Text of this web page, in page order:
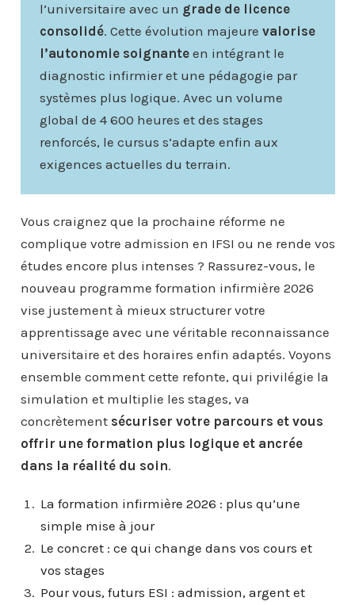
l’universitaire avec un grade de licence
consolidé. Cette évolution majeure valorise
l’autonomie soignanteen intégrant le
diagnostic infirmier et une pédagogie par
systèmes plus logique. Avec un volume
global de 4 600 heures et des stages
renforcés, le cursus s’adapte enfin aux
exigences actuelles du terrain.
Vous craignez que la prochaine réforme ne
complique votre admission en IFSI ou ne rende vos
études encore plus intenses ? Rassurez-vous, le
nouveau programme formation infirmière 2026
vise justement à mieux structurer votre
apprentissage avec une véritable reconnaissance
universitaire et des horaires enfin adaptés. Voyons
ensemble comment cette refonte, qui privilégie la
simulation et multiplie les stages, va
concrètement sécuriser votre parcours et vous
offrir une formation plus logique et ancrée
dans la réalité du soin.
La formation infirmière 2026 : plus qu’une
simple mise à jour
Le concret : ce qui change dans vos cours et
vos stages
Pour vous, futurs ESI : admission, argent et